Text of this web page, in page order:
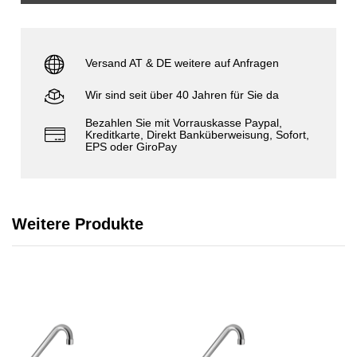
Versand AT & DE weitere auf Anfragen
Wir sind seit über 40 Jahren für Sie da
Bezahlen Sie mit Vorrauskasse Paypal,
Kreditkarte, Direkt Banküberweisung, Sofort,
EPS oder GiroPay
Weitere Produkte